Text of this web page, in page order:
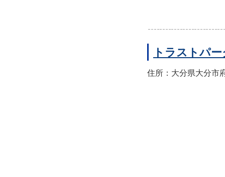
トラストパ
住所：大分県大分市